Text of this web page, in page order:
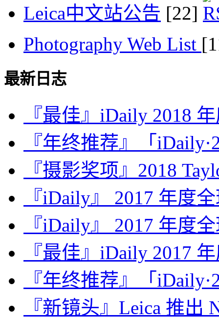
Leica中文站公告 [22]
Photography Web List
最新日志
『最佳』iDaily 2018
『年终推荐』「
『摄影奖项』2018
『iDaily』 2017 年度
『iDaily』 2017 年度
『最佳』iDaily 2017
『年终推荐』「
『新镜头』Leica 推出